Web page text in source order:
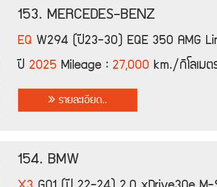
153. MERCEDES-BENZ
EQ W294 (ปี23-30) EQE 350 AMG
ปี 2025 Mileage : 27,000 km./กิโลเม
รายละเอียด..
154. BMW